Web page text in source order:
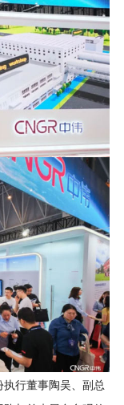
行董事陶吴、副总